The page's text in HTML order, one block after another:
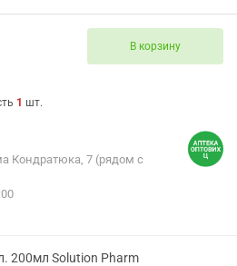
В корзину
1 шт.
Кондратюка, 7 (рядом с
200мл Solution Pharm